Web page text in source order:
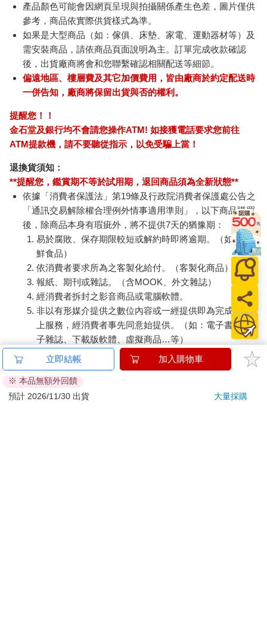
產品顏色可能會因網頁呈現與拍攝關係產生色差，圖片僅供
參考，商品依實際供貨樣式為準。
如果是大型商品（如：傢俱、床墊、家電、運動器材等）及
需安裝商品，請依商品頁面說明為主。訂單完成收款確認
後，出貨廠商將會和您聯繫確認相關配送等細節。
偏遠地區、樓層費及其它加價費用，皆由廠商於約定配送時
一併告知，廠商將保留出貨與否的權利。
提醒您！！
金石堂及銀行均不會請您操作ATM! 如接獲電話要求您前往
ATM提款機，請不要聽從指示，以免受騙上當！
退換貨須知：
**提醒您，鑑賞期不等於試用期，退回商品須為全新狀態**
依據「消費者保護法」第19條及行政院消費者保護處公告之
「通訊交易解除權合理例外情事適用準則」，以下商品購買
後，除商品本身有瑕疵外，將不提供7天的猶豫期：
易於腐敗、保存期限較短或解約時即將逾期。（如：生
鮮食品）
依消費者要求所為之客製化給付。（客製化商品）
報紙、期刊或雜誌。（含MOOK、外文雜誌）
經消費者拆封之影音商品或電腦軟體。
非以有形媒介提供之數位內容或一經提供即為完成之線
上服務，經消費者事先同意始提供。（如：電子書、電
子雜誌、下載版軟體、虛擬商品…等）
已拆封之個人衛生用品。（如：內衣褲、刮鬍刀、除毛
刀…等）
若非上列種類商品，均享有到貨7天的猶豫期（含例假
日）。
立即結帳 加入購物車
※ 本品無額外回饋
預計 2026/11/30 出貨
大量採購